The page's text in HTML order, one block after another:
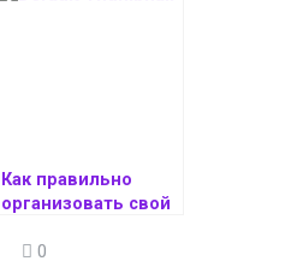
Как правильно
организовать свой
0